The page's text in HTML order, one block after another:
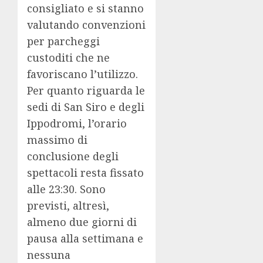
consigliato e si stanno
valutando convenzioni
per parcheggi
custoditi che ne
favoriscano l’utilizzo.
Per quanto riguarda le
sedi di San Siro e degli
Ippodromi, l’orario
massimo di
conclusione degli
spettacoli resta fissato
alle 23:30. Sono
previsti, altresì,
almeno due giorni di
pausa alla settimana e
nessuna